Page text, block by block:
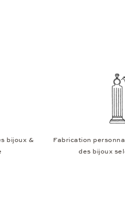
bijoux &
Fabrication
des bijoux